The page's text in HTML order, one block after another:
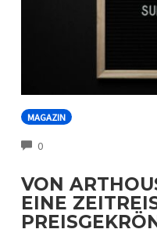
MAGAZIN
0COMMENTS
VON
EINE